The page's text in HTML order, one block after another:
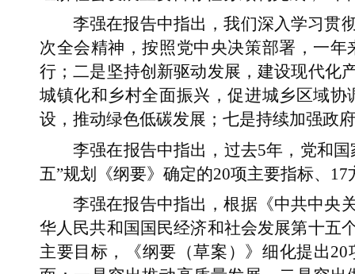
李强在报告中指出，我们深入学习贯
次全会精神，按照党中央决策部署，一
行；二是坚持创新驱动发展，建设现代化
城镇化和乡村全面振兴，促进城乡区域
设，推动绿色低碳发展；七是持续加强政
李强在报告中指出，过去5年，党和
五”规划《纲要》确定的20项主要指标、
李强在报告中指出，根据《中共中央
华人民共和国国民经济和社会发展第十五
主要目标，《纲要（草案）》细化提出